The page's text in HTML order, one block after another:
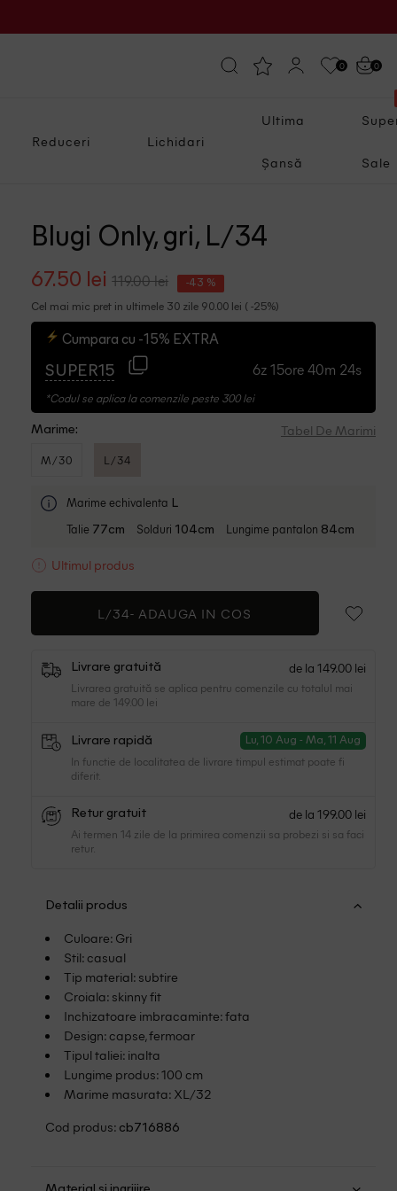
0 0
Reduceri Lichidari
Ultima
Șansă Sale
Blugi Only, gri, L/34
67.50 lei 119.00 lei -43 %
Cel mai mic pret in ultimele 30 zile 90.00 lei ( -25%)
Cumpara cu -15% EXTRA
SUPER15 6z 15ore 40m 23s
*Codul se aplica la comenzile peste 300 lei
Marime: Tabel De Marimi
M/30 L/34
Marime echivalenta L
Talie 77cm Solduri 104cm Lungime pantalon 84cm
Ultimul produs
L/34-ADAUGA IN COS
Livrare gratuită de la 149.00 lei
Livrarea gratuită se aplica pentru comenzile cu totalul mai
mare de 149.00 lei
Livrare rapidă Lu, 10 Aug - Ma, 11 Aug
In functie de localitatea de livrare timpul estimat poate fi
diferit.
Retur gratuit de la 199.00 lei
Ai termen 14 zile de la primirea comenzii sa probezi si sa faci
retur.
Detalii produs
Culoare: Gri
Stil: casual
Tip material: subtire
Croiala: skinny fit
Inchizatoare imbracaminte: fata
Design: capse, fermoar
Tipul taliei: inalta
Lungime produs: 100 cm
Marime masurata: XL/32
Cod produs: cb716886